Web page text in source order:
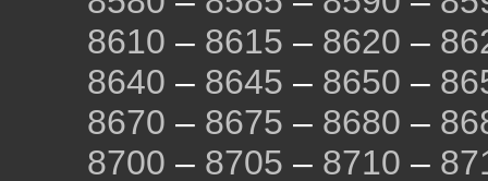
8610 – 8615 – 8620 –
8640 – 8645 – 8650 –
8670 – 8675 – 8680 –
8700 – 8705 – 8710 –